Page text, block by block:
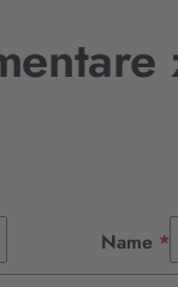
Name *